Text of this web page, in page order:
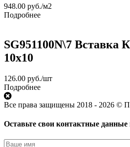
948.00 руб./м2
Подробнее
SG951100N\7 Вставка
10х10
126.00 руб./шт
Подробнее
Все права защищены 2018 - 2026 ©
Оставьте свои контактные